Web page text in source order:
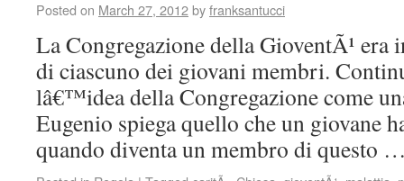
Posted on March 27, 2012byfranksantucci
La Congregazione della GioventÃ¹ era
di ciascuno dei giovani membri.
lâ€™idea della Congregazione come
Eugenio spiega quello che un giovane
quando diventa un membro di questo